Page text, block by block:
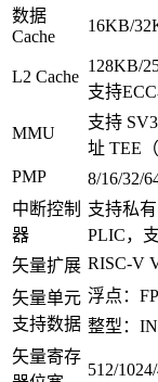
数据
Cache
16KB/
L2 Cache
128KB/
支持
MMU
支持
址 TEE
PMP
8/16/32/
中断控制
器
支持私
PLIC，
矢量扩展 RISC-V
矢量单元
支持数据
浮点：
整型：
矢量寄存
512/